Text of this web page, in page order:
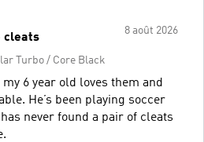
8 août 2026
cleats
Turbo / Core Black
my 6 year old loves them and
He’s been playing soccer
never found a pair of cleats